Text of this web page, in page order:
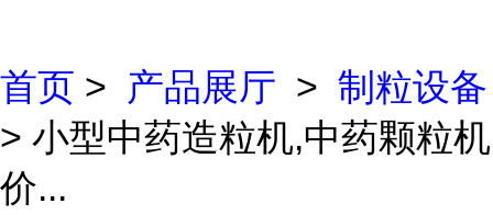
首页 > 产品展厅 > 制粒设备
> 小型中药造粒机,中药颗粒机
价...